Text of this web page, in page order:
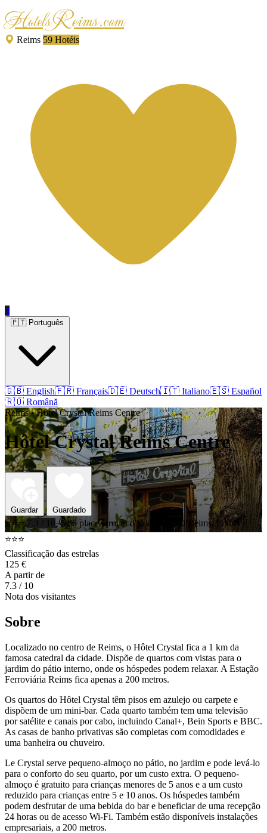
HotelsReims.com
Reims 59 Hotéis
0
🇬🇧 English🇫🇷 Français🇩🇪 Deutsch🇮🇹 Italiano🇪🇸 Español
🇷🇴 Română
Reims › Hôtel Crystal Reims Centre
Hôtel Crystal Reims Centre
Guardar Guardado
⭐⭐⭐ 7.3 / 10
86 place Drouet d'Erlon, 51100 Reims, France
⭐⭐⭐
Classificação das estrelas
125 €
A partir de
7.3 / 10
Nota dos visitantes
Sobre
Localizado no centro de Reims, o Hôtel Crystal fica a 1 km da
famosa catedral da cidade. Dispõe de quartos com vistas para o
jardim do pátio interno, onde os hóspedes podem relaxar. A Estação
Ferroviária Reims fica apenas a 200 metros.
Os quartos do Hôtel Crystal têm pisos em azulejo ou carpete e
dispõem de um mini-bar. Cada quarto também tem uma televisão
por satélite e canais por cabo, incluindo Canal+, Bein Sports e BBC.
As casas de banho privativas são completas com comodidades e
uma banheira ou chuveiro.
Le Crystal serve pequeno-almoço no pátio, no jardim e pode levá-lo
para o conforto do seu quarto, por um custo extra. O pequeno-
almoço é gratuito para crianças menores de 5 anos e a um custo
reduzido para crianças entre 5 e 10 anos. Os hóspedes também
podem desfrutar de uma bebida do bar e beneficiar de uma recepção
24 horas ou de acesso Wi-Fi. Também estão disponíveis instalações
empresariais, a 200 metros.